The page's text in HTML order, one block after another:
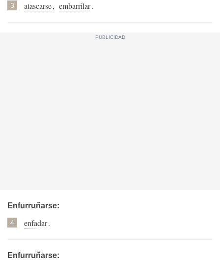
3 atascarse, embarrilar.
Enfurruñarse:
4 enfadar.
Enfurruñarse: